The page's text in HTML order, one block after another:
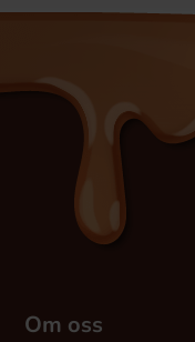
Om oss